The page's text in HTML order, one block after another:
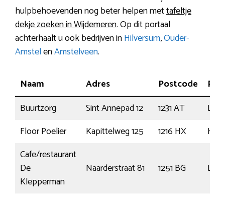
hulpbehoevenden nog beter helpen mettafeltje
dekje zoeken in Wijdemeren. Op dit portaal
achterhaalt u ook bedrijven inHilversum,Ouder-
AmstelenAmstelveen.
Naam Adres Postcode
Buurtzorg
Sint Annepad 12 1231 AT
Floor Poelier
Kapittelweg 125 1216 HX
Cafe/restaurant
De
Klepperman
Naarderstraat 81 1251 BG